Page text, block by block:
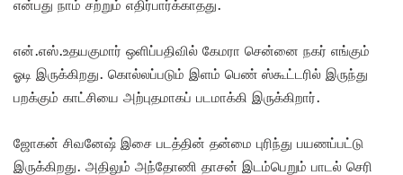
என்பது நாம் சற்றும் எதிர்பார்க்காதது.
என்.எஸ்.உதயகுமார் ஒளிப்பதிவில் கேமரா சென்னை நகர் எங்கும்
ஓடி இருக்கிறது. கொல்லப்படும் இளம் பெண் ஸ்கூட்டரில் இருந்து
பறக்கும் காட்சியை அற்புதமாகப் படமாக்கி இருக்கிறார்.
ஜோகன் சிவனேஷ் இசை படத்தின் தன்மை புரிந்து பயணப்பட்டு
இருக்கிறது. அதிலும் அந்தோணி தாசன் இடம்பெறும் பாடல் செரி